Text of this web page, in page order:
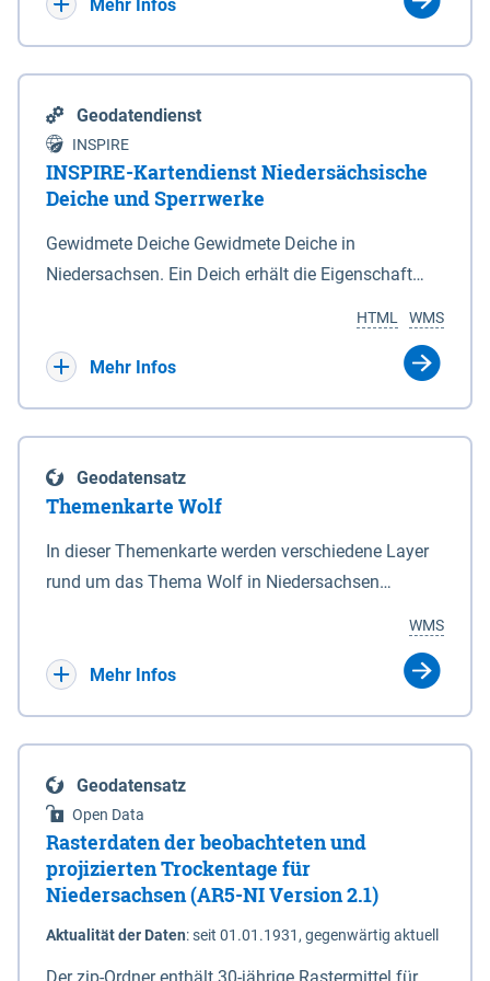
Mehr Infos
Geodatendienst
INSPIRE
INSPIRE-Kartendienst Niedersächsische
Deiche und Sperrwerke
Gewidmete Deiche Gewidmete Deiche in
Niedersachsen. Ein Deich erhält die Eigenschaft
Deichbehörde durch Verordnung ausspricht. Für
enthalten. Sperrwerke Sperrwerke sind Bauwerke
mit Sperrvorrichtungen in Tidegewässern, die dem
Schutz eines Gebietes vor erhöhten Tiden, vor allem
vor Sturmfluten, zu dienen bestimmt sind (§2 Abs.3
Eigenschaft eines Sperrwerkes durch Widmung, die
die Deichbehörde durch Verordnung ausspricht.
WMS
HTML
Mehr Infos
Geodatensatz
Themenkarte Wolf
In dieser Themenkarte werden verschiedene Layer
rund um das Thema Wolf in Niedersachsen
sowie Status der bestehenden Wolfsterritorien im
laufenden Monitoringjahr.
WMS
Mehr Infos
Geodatensatz
Open Data
Rasterdaten der beobachteten und
projizierten Trockentage für
Niedersachsen (AR5-NI Version 2.1)
Aktualität der Daten:seit 01.01.1931, gegenwärtig aktuell